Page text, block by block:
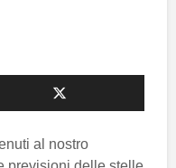
al nostro